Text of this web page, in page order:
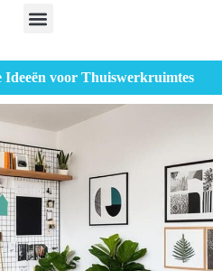
Ideeën voor Thuiswerkruimtes